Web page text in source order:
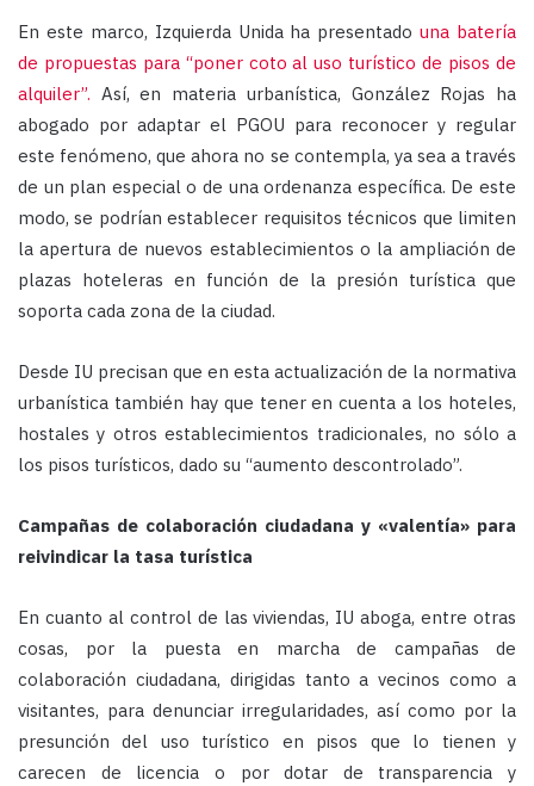
En este marco, Izquierda Unida ha presentadouna batería
de propuestas para “poner coto al uso turístico de pisos de
alquiler”. Así, en materia urbanística, González Rojas ha
abogado por adaptar el PGOU para reconocer y regular
este fenómeno, que ahora no se contempla, ya sea a través
de un plan especial o de una ordenanza específica. De este
modo, se podrían establecer requisitos técnicos que limiten
la apertura de nuevos establecimientos o la ampliación de
plazas hoteleras en función de la presión turística que
soporta cada zona de la ciudad.
Desde IU precisan que en esta actualización de la normativa
urbanística también hay que tener en cuenta a los hoteles,
hostales y otros establecimientos tradicionales, no sólo a
los pisos turísticos, dado su “aumento descontrolado”.
Campañas de colaboración ciudadana y «valentía» para
reivindicar la tasa turística
En cuanto al control de las viviendas, IU aboga, entre otras
cosas, por la puesta en marcha de campañas de
colaboración ciudadana, dirigidas tanto a vecinos como a
visitantes, para denunciar irregularidades, así como por la
presunción del uso turístico en pisos que lo tienen y
carecen de licencia o por dotar de transparencia y